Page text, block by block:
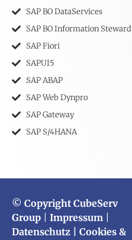
SAP BO DataServices
SAP BO Information Steward
SAP Fiori
SAPUI5
SAP ABAP
SAP Web Dynpro
SAP Gateway
SAP S/4HANA
© Copyright CubeServ
Group
Impressum
Datenschutz | Cookies &